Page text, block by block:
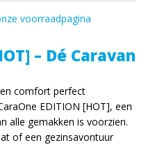
voorraadpagina
– Dé Caravan
comfort perfect
EDITION [HOT], een
alle gemakken is voorzien.
of een gezinsavontuur